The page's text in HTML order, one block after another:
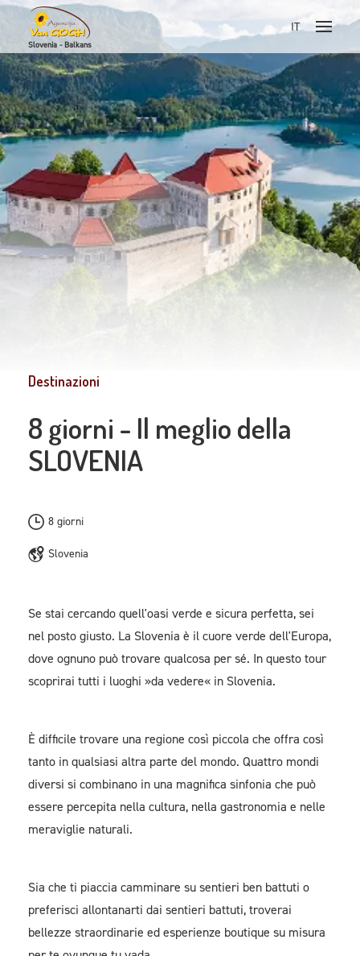
Slovenia - Balkans
Skoči na vsebino
IT
Destinazioni
8 giorni - Il meglio della
SLOVENIA
8 giorni
Slovenia
Se stai cercando quell'oasi verde e sicura perfetta, sei
nel posto giusto. La Slovenia è il cuore verde dell'Europa,
dove ognuno può trovare qualcosa per sé. In questo tour
scoprirai tutti i luoghi »da vedere« in Slovenia.
È difficile trovare una regione così piccola che offra così
tanto in qualsiasi altra parte del mondo. Quattro mondi
diversi si combinano in una magnifica sinfonia che può
essere percepita nella cultura, nella gastronomia e nelle
meraviglie naturali.
Sia che ti piaccia camminare su sentieri ben battuti o
preferisci allontanarti dai sentieri battuti, troverai
bellezze straordinarie ed esperienze boutique su misura